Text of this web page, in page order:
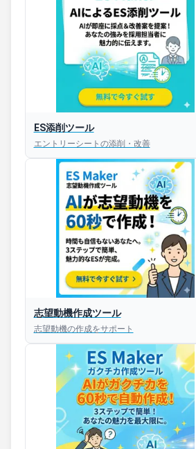
ES添削ツール
エントリーシートの添削・改善
志望動機作成ツール
志望動機の作成をサポート